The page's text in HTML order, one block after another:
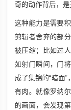
奇的动作背后，是
这种能力是需要
剪辑者舍弃的部
被压缩；比如过
如射门瞬间，门
成了集锦的“暗面
有肉。就像罗纳
的画面，会发现